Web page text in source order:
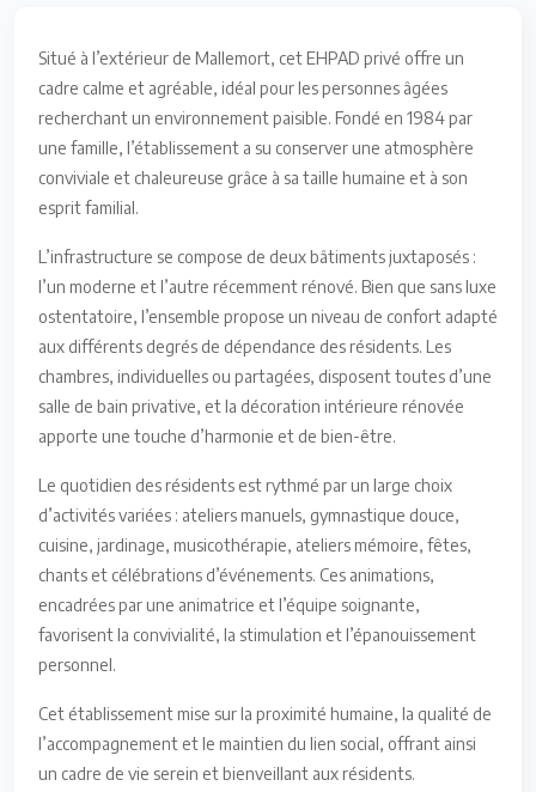
Situé à l’extérieur de Mallemort, cet EHPAD privé offre un
cadre calme et agréable, idéal pour les personnes âgées
recherchant un environnement paisible. Fondé en 1984 par
une famille, l’établissement a su conserver une atmosphère
conviviale et chaleureuse grâce à sa taille humaine et à son
esprit familial.
L’infrastructure se compose de deux bâtiments juxtaposés :
l’un moderne et l’autre récemment rénové. Bien que sans luxe
ostentatoire, l’ensemble propose un niveau de confort adapté
aux différents degrés de dépendance des résidents. Les
chambres, individuelles ou partagées, disposent toutes d’une
salle de bain privative, et la décoration intérieure rénovée
apporte une touche d’harmonie et de bien-être.
Le quotidien des résidents est rythmé par un large choix
d’activités variées : ateliers manuels, gymnastique douce,
cuisine, jardinage, musicothérapie, ateliers mémoire, fêtes,
chants et célébrations d’événements. Ces animations,
encadrées par une animatrice et l’équipe soignante,
favorisent la convivialité, la stimulation et l’épanouissement
personnel.
Cet établissement mise sur la proximité humaine, la qualité de
l’accompagnement et le maintien du lien social, offrant ainsi
un cadre de vie serein et bienveillant aux résidents.